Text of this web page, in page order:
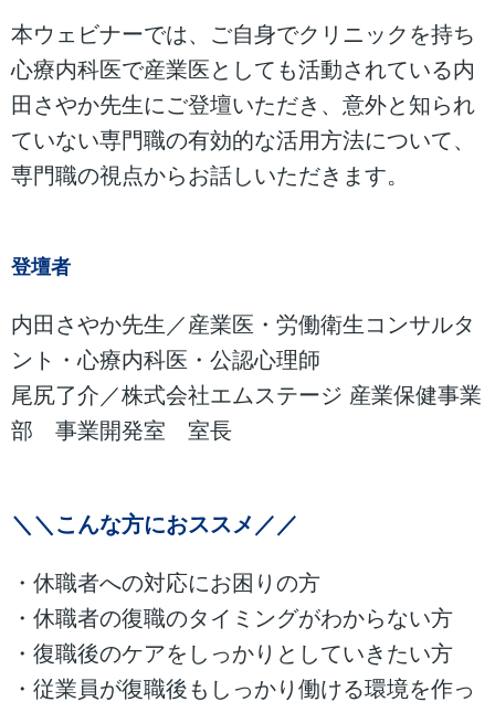
本ウェビナーでは、ご自身でクリニックを持ち
心療内科医で産業医としても活動されている内
田さやか先生にご登壇いただき、意外と知られ
ていない専門職の有効的な活用方法について、
専門職の視点からお話しいただきます。
登壇者
内田さやか先生／産業医・労働衛生コンサルタ
ント・心療内科医・公認心理師
尾尻了介／株式会社エムステージ 産業保健事業
部 事業開発室 室長
＼＼こんな方におススメ／／
・休職者への対応にお困りの方
・休職者の復職のタイミングがわからない方
・復職後のケアをしっかりとしていきたい方
・従業員が復職後もしっかり働ける環境を作っ